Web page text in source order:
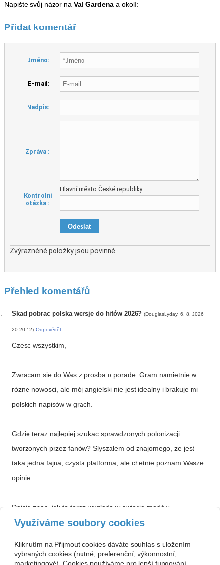
Napište svůj názor na Val Gardenaa okolí:
Přidat komentář
Jméno:
E-mail:
Nadpis:
Zpráva :
Kontrolní
otázka :
Hlavní město České republiky
Zvýrazněné položky jsou povinné.
Přehled komentářů
Skad pobrac polska wersje do hitów 2026? (DouglasLyday, 6. 8. 2026
20:20:12) Odpovědět
Czesc wszystkim,
Zwracam sie do Was z prosba o porade. Gram namietnie w
rózne nowosci, ale mój angielski nie jest idealny i brakuje mi
polskich napisów w grach.
Gdzie teraz najlepiej szukac sprawdzonych polonizacji
tworzonych przez fanów? Slyszalem od znajomego, ze jest
taka jedna fajna, czysta platforma, ale chetnie poznam Wasze
opinie.
Dajcie znac, jak to teraz wyglada w swiecie modów
jezykowych.
Využíváme soubory cookies
Kliknutím na Přijmout cookies dáváte souhlas s uložením
vybraných cookies (nutné, preferenční, výkonnostní,
marketingové). Cookies používáme pro lepší fungování